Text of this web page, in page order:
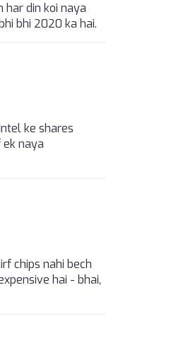
har din koi naya
bhi 2020 ka hai.
ke shares
ek naya
chips nahi bech
hai - bhai,